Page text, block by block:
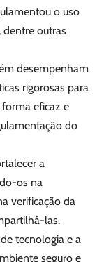
o uso
dentre outras
desempenham
rigorosas para
eficaz e
do
a
os na
verificação da
las.
tecnologia e a
seguro e